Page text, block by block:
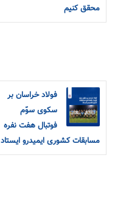
محقق کنیم
فولاد خراسان بر
سکوی سوّم
فوتبال هفت نفره
مسابقات کشوری ایمیدرو ایستاد